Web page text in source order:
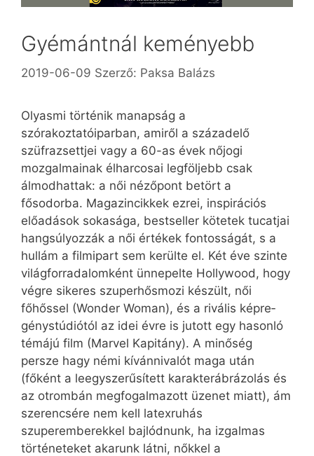
Gyémántnál keményebb
2019-06-09 Szerző: Paksa Balázs
Olyasmi történik manapság a
szórakoztatóiparban, amiről a századelő
szüfrazsettjei vagy a 60-as évek nőjogi
mozgalmainak élharcosai legföljebb csak
álmodhattak: a női nézőpont betört a
fősodorba. Magazincikkek ezrei, inspirációs
előadások sokasága, bestseller kötetek tucatjai
hangsúlyozzák a női értékek fontosságát, s a
hullám a filmipart sem kerülte el. Két éve szinte
világforradalomként ünnepelte Hollywood, hogy
végre sikeres szuper­hősmozi készült, női
főhőssel (Wonder Woman), és a rivális kép­re­
génystúdiótól az idei évre is jutott egy hasonló
témájú film (Marvel Kapitány). A minőség
persze hagy némi kívánnivalót maga után
(főként a leegyszerűsített karakterábrázolás és
az otrombán megfogalmazott üzenet miatt), ám
szerencsére nem kell latexruhás
szuperemberekkel bajlódnunk, ha izgalmas
történeteket akarunk látni, nőkkel a